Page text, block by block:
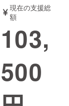
音楽
ゲーム・サ
現在の支援総
額
103,
500